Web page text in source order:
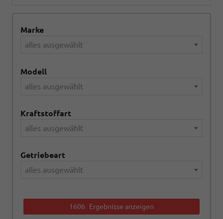
Marke
alles ausgewählt
Modell
alles ausgewählt
Kraftstoffart
alles ausgewählt
Getriebeart
alles ausgewählt
1606 Ergebnisse anzeigen